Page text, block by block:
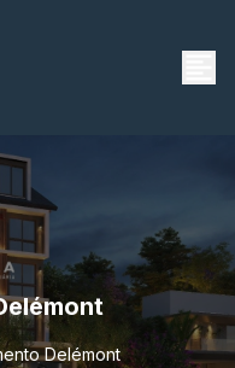
Delémont